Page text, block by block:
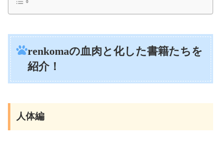
renkomaの血肉と化した書籍たちを
紹介！
人体編